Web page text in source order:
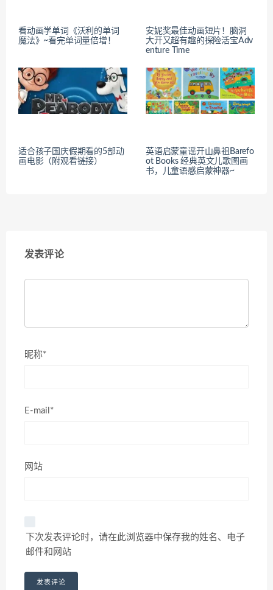
看动画学单词《沃利的单词
魔法》~看完单词量倍增！
安妮奖最佳动画短片！脑洞
大开又超有趣的探险活宝Adv
enture Time
适合孩子国庆假期看的5部动
画电影（附观看链接）
英语启蒙童谣开山鼻祖Barefo
ot Books 经典英文儿歌图画
书，儿童语感启蒙神器~
发表评论
昵称*
E-mail*
网站
下次发表评论时，请在此浏览器中保存我的姓名、电子
邮件和网站